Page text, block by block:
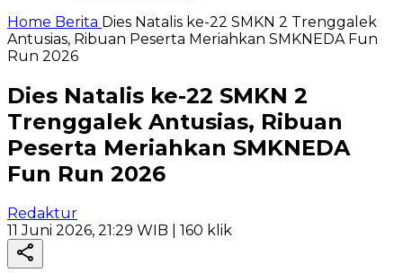
Home Berita Dies Natalis ke-22 SMKN 2 Trenggalek
Antusias, Ribuan Peserta Meriahkan SMKNEDA Fun
Run 2026
Dies Natalis ke-22 SMKN 2
Trenggalek Antusias, Ribuan
Peserta Meriahkan SMKNEDA
Fun Run 2026
Redaktur
11 Juni 2026, 21:29 WIB | 160 klik